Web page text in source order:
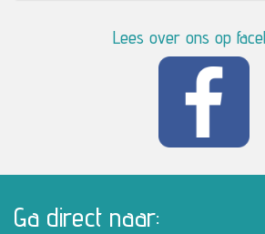
Lees over ons op
Ga direct naar: